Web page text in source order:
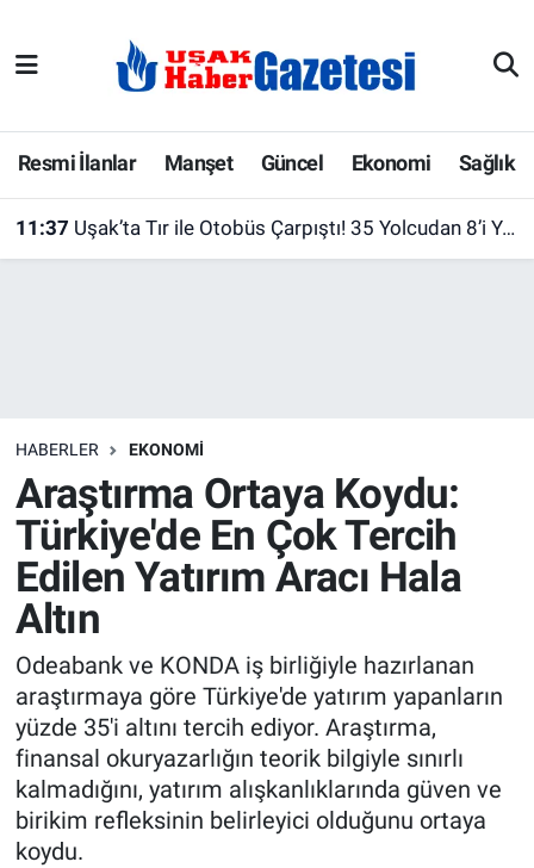
Resmi İlanlar Manşet Güncel Ekonomi Sağlık
11:37 Uşak’ta Tır ile Otobüs Çarpıştı! 35 Yolcudan 8’i Yaralandı
HABERLER EKONOMI
Araştırma Ortaya Koydu:
Türkiye'de En Çok Tercih
Edilen Yatırım Aracı Hala
Altın
Odeabank ve KONDA iş birliğiyle hazırlanan
araştırmaya göre Türkiye'de yatırım yapanların
yüzde 35'i altını tercih ediyor. Araştırma,
finansal okuryazarlığın teorik bilgiyle sınırlı
kalmadığını, yatırım alışkanlıklarında güven ve
birikim refleksinin belirleyici olduğunu ortaya
koydu.
E-Gazete
Ekonomi
Köşe Yazarları
Kültür Sanat
Manşet
Resmi İlanlar
Sağlık
Son Dakika
Spor
Uşak Hava Durumu
Uşak Trafik Yoğunluk Haritası